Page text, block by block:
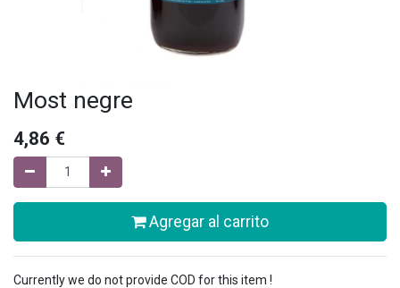
Most negre
4,86 €
Agregar al carrito
Currently we do not provide COD for this item !